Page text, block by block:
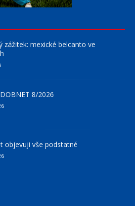
zážitek: mexické belcanto ve
8/2026
objevuji vše podstatné